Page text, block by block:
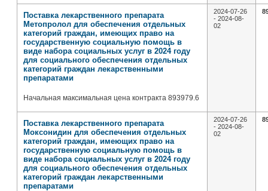
Поставка лекарственного препарата
Метопролол для обеспечения отдельных
категорий граждан, имеющих право на
государственную социальную помощь в
виде набора социальных услуг в 2024 году
для социального обеспечения отдельных
категорий граждан лекарственными
препаратами
Начальная максимальная цена контракта 893979.6
2024-07-26
- 2024-08-
02
Поставка лекарственного препарата
Моксонидин для обеспечения отдельных
категорий граждан, имеющих право на
государственную социальную помощь в
виде набора социальных услуг в 2024 году
для социального обеспечения отдельных
категорий граждан лекарственными
препаратами
2024-07-26
- 2024-08-
02